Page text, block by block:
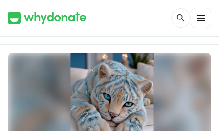
search menu